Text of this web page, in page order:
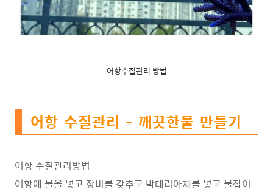
어항수질관리 방법
어항 수질관리 - 깨끗한물 만들기
어항 수질관리방법
어항에 물을 넣고 장비를 갖추고 박테리아제를 넣고 물잡이